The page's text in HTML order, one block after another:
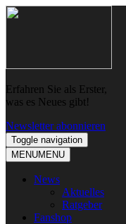
Skip
Skip
Erfahren Sie als Erster,
was es Neues gibt!
Newsletter abonnieren
Toggle navigation
MENUMENU
News
Aktuelles
Ratgeber
Fanshop